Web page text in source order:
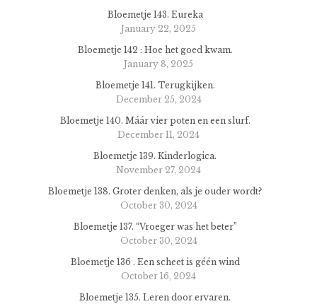
Bloemetje 143. Eureka
January 22, 2025
Bloemetje 142 : Hoe het goed kwam.
January 8, 2025
Bloemetje 141. Terugkijken.
December 25, 2024
Bloemetje 140. Máár vier poten en een slurf.
December 11, 2024
Bloemetje 139. Kinderlogica.
November 27, 2024
Bloemetje 138. Groter denken, als je ouder wordt?
October 30, 2024
Bloemetje 137. “Vroeger was het beter”
October 30, 2024
Bloemetje 136 . Een scheet is géén wind
October 16, 2024
Bloemetje 135. Leren door ervaren.